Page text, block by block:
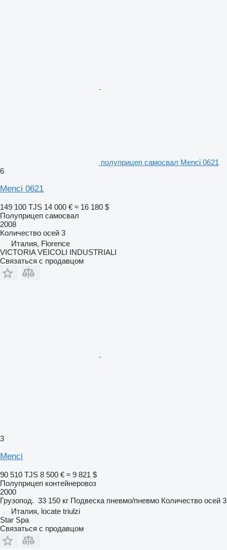
полуприцеп самосвал Menci 0621
6
Menci 0621
149 100 TJS 14 000 € ≈ 16 180 $
Полуприцеп самосвал
2008
Количество осей 3
Италия, Florence
VICTORIA VEICOLI INDUSTRIALI
Связаться с продавцом
3
Menci
90 510 TJS 8 500 € ≈ 9 821 $
Полуприцеп контейнеровоз
2000
Грузопод. 33 150 кг Подвеска пневмо/пневмо Количество осей 3
Италия, locate triulzi
Star Spa
Связаться с продавцом